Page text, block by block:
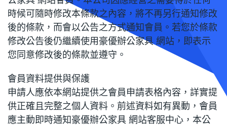
時候可隨時修改本條款之內容，將不再另行通知修改
後的條款，而會以公告之方式通知會員。若您於條款
修改公告後仍繼續使用豪優辦公家具 網站，即表示
您同意修改後的條款並遵守。
會員資料提供與保護
申請人應依本網站提供之會員申請表格內容，詳實提
供正確且完整之個人資料。前述資料如有異動，會員
應主動即時通知豪優辦公家具 網站客服中心，本公